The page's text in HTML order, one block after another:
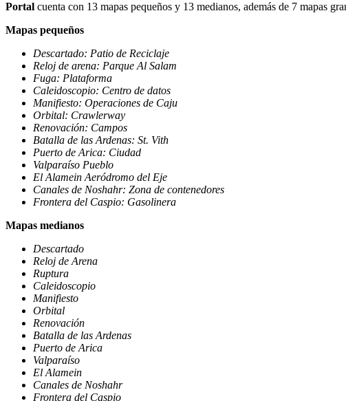
Portal cuenta con 13 mapas pequeños y 13 medianos, además de 7 mapas
Mapas pequeños
Descartado: Patio de Reciclaje
Reloj de arena: Parque Al Salam
Fuga: Plataforma
Caleidoscopio: Centro de datos
Manifiesto: Operaciones de Caju
Orbital: Crawlerway
Renovación: Campos
Batalla de las Ardenas: St. Vith
Puerto de Arica: Ciudad
Valparaíso Pueblo
El Alamein Aeródromo del Eje
Canales de Noshahr: Zona de contenedores
Frontera del Caspio: Gasolinera
Mapas medianos
Descartado
Reloj de Arena
Ruptura
Caleidoscopio
Manifiesto
Orbital
Renovación
Batalla de las Ardenas
Puerto de Arica
Valparaíso
El Alamein
Canales de Noshahr
Frontera del Caspio